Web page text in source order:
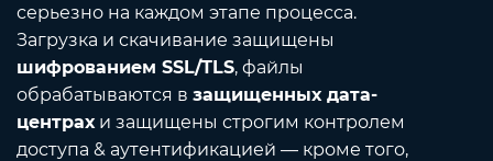
серьезно на каждом этапе процесса.
Загрузка и скачивание защищены
шифрованием SSL/TLS, файлы
обрабатываются в защищенных дата-
центрах и защищены строгим контролем
доступа & аутентификацией — кроме того,